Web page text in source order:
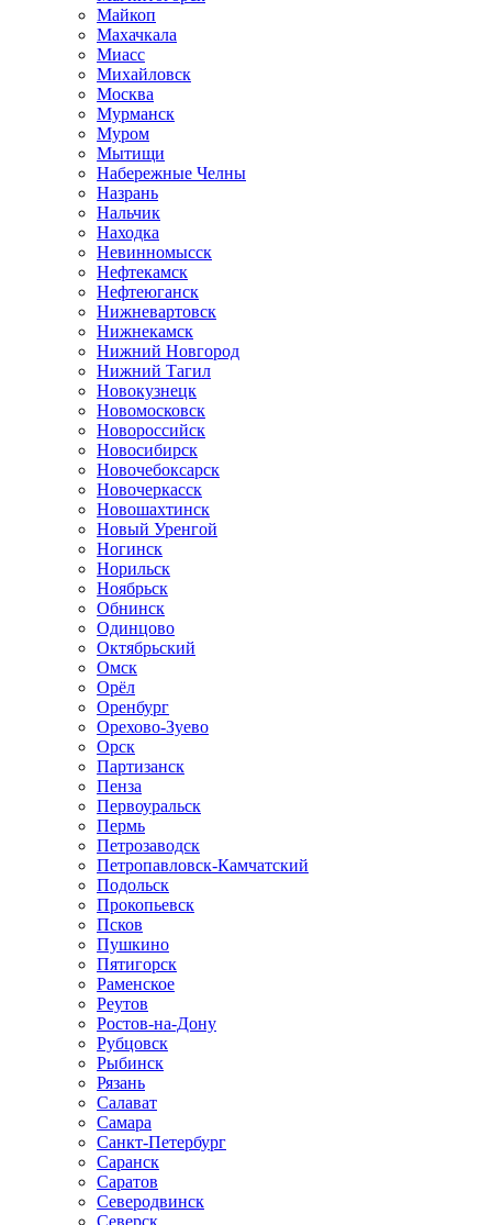
Майкоп
Махачкала
Миасс
Михайловск
Москва
Мурманск
Муром
Мытищи
Набережные Челны
Назрань
Нальчик
Находка
Невинномысск
Нефтекамск
Нефтеюганск
Нижневартовск
Нижнекамск
Нижний Новгород
Нижний Тагил
Новокузнецк
Новомосковск
Новороссийск
Новосибирск
Новочебоксарск
Новочеркасск
Новошахтинск
Новый Уренгой
Ногинск
Норильск
Ноябрьск
Обнинск
Одинцово
Октябрьский
Омск
Орёл
Оренбург
Орехово-Зуево
Орск
Партизанск
Пенза
Первоуральск
Пермь
Петрозаводск
Петропавловск-Камчатский
Подольск
Прокопьевск
Псков
Пушкино
Пятигорск
Раменское
Реутов
Ростов-на-Дону
Рубцовск
Рыбинск
Рязань
Салават
Самара
Санкт-Петербург
Саранск
Саратов
Северодвинск
Северск